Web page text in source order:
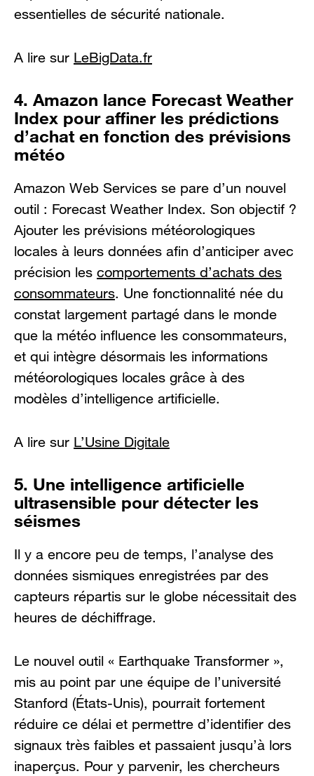
essentielles de sécurité nationale.
A lire sur LeBigData.fr
4. Amazon lance Forecast Weather
Index pour affiner les prédictions
d’achat en fonction des prévisions
météo
Amazon Web Services se pare d’un nouvel
outil : Forecast Weather Index. Son objectif ?
Ajouter les prévisions météorologiques
locales à leurs données afin d’anticiper avec
précision les comportements d’achats des
consommateurs. Une fonctionnalité née du
constat largement partagé dans le monde
que la météo influence les consommateurs,
et qui intègre désormais les informations
météorologiques locales grâce à des
modèles d’intelligence artificielle.
A lire sur L’Usine Digitale
5. Une intelligence artificielle
ultrasensible pour détecter les
séismes
Il y a encore peu de temps, l’analyse des
données sismiques enregistrées par des
capteurs répartis sur le globe nécessitait des
heures de déchiffrage.
Le nouvel outil « Earthquake Transformer »,
mis au point par une équipe de l’université
Stanford (États-Unis), pourrait fortement
réduire ce délai et permettre d’identifier des
signaux très faibles et passaient jusqu’à lors
inaperçus. Pour y parvenir, les chercheurs